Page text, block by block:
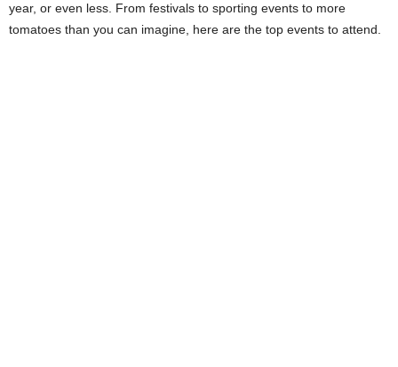
year, or even less. From festivals to sporting events to more
tomatoes than you can imagine, here are the top events to attend.